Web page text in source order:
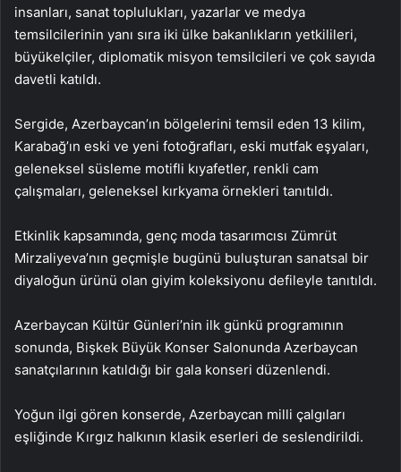
insanları, sanat toplulukları, yazarlar ve medya
temsilcilerinin yanı sıra iki ülke bakanlıkların yetkilileri,
büyükelçiler, diplomatik misyon temsilcileri ve çok sayıda
davetli katıldı.
Sergide, Azerbaycan’ın bölgelerini temsil eden 13 kilim,
Karabağ’ın eski ve yeni fotoğrafları, eski mutfak eşyaları,
geleneksel süsleme motifli kıyafetler, renkli cam
çalışmaları, geleneksel kırkyama örnekleri tanıtıldı.
Etkinlik kapsamında, genç moda tasarımcısı Zümrüt
Mirzaliyeva’nın geçmişle bugünü buluşturan sanatsal bir
diyaloğun ürünü olan giyim koleksiyonu defileyle tanıtıldı.
Azerbaycan Kültür Günleri’nin ilk günkü programının
sonunda, Bişkek Büyük Konser Salonunda Azerbaycan
sanatçılarının katıldığı bir gala konseri düzenlendi.
Yoğun ilgi gören konserde, Azerbaycan milli çalgıları
eşliğinde Kırgız halkının klasik eserleri de seslendirildi.